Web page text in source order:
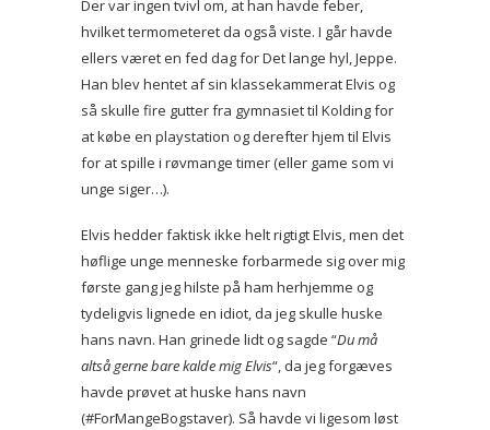
Der var ingen tvivl om, at han havde feber,
hvilket termometeret da også viste. I går havde
ellers været en fed dag for Det lange hyl, Jeppe.
Han blev hentet af sin klassekammerat Elvis og
så skulle fire gutter fra gymnasiet til Kolding for
at købe en playstation og derefter hjem til Elvis
for at spille i røvmange timer (eller game som vi
unge siger…).
Elvis hedder faktisk ikke helt rigtigt Elvis, men det
høflige unge menneske forbarmede sig over mig
første gang jeg hilste på ham herhjemme og
tydeligvis lignede en idiot, da jeg skulle huske
hans navn. Han grinede lidt og sagde “Du må
altså gerne bare kalde mig Elvis“, da jeg forgæves
havde prøvet at huske hans navn
(#ForMangeBogstaver). Så havde vi ligesom løst